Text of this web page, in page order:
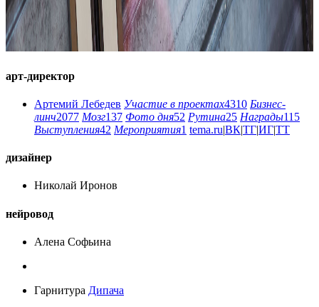
арт-директор
Артемий Лебедев Участие в проектах4310 Бизнес-
линч2077 Мозг137 Фото дня52 Рутина25 Награды115
Выступления42 Мероприятия1 tema.ru|ВК|ТГ|ИГ|ТТ
дизайнер
Николай Иронов
нейровод
Алена Софьина
Гарнитура Дипача